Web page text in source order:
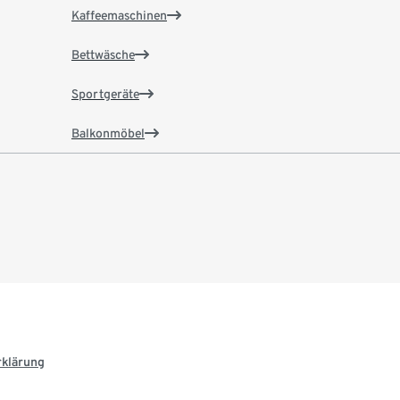
Kaffeemaschinen
Bettwäsche
Sportgeräte
Balkonmöbel